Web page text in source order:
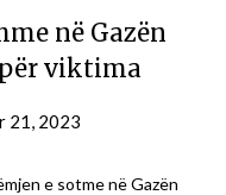
në Gazën
viktima
21, 2023
e sotme në Gazën